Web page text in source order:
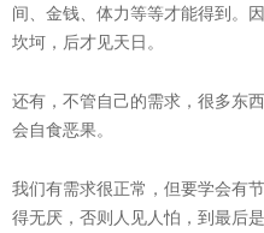
间、金钱、体力等等才能得到。
坎坷，后才见天日。
还有，不管自己的需求，很多东
会自食恶果。
我们有需求很正常，但要学会有
得无厌，否则人见人怕，到最后